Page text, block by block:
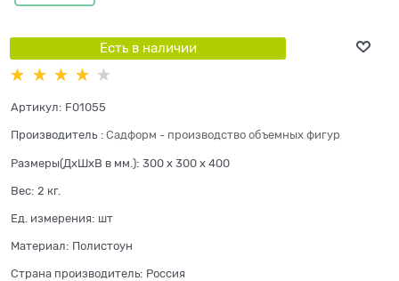
Есть в наличии
Артикул: F01055
Производитель : Садформ - производство объемных фигур
Размеры(ДхШхВ в мм.): 300 x 300 x 400
Вес: 2 кг.
Ед. измерения: шт
Материал: Полистоун
Страна производитель: Россия